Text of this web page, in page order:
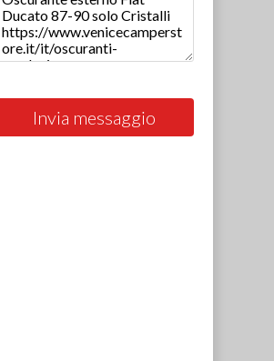
Invia messaggio